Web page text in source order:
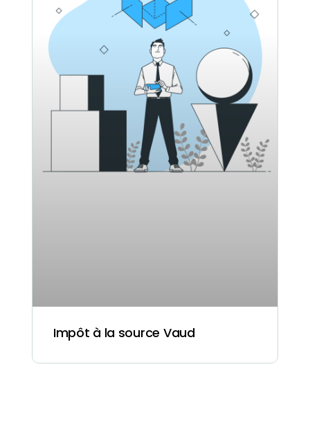
Impôt à la source Vaud